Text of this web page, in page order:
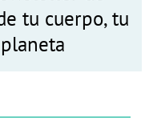
tu cuerpo, tu